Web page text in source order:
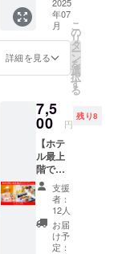
考欄に
記載が
は、申
し込み
掲載い
たしま
す。
くいた
だけま
す。 家
人との
集まり
な日の
ディ
ナー
に、ぜ
ひ「王
の海
老」を
お楽し
みくだ
さい。
■リター
さい！
★ こだ
わりポ
ト！ ★
・ 特大
応え抜
群！ ・
背ワタ
処理済
みで下
処理不
要！ ・
海老専
門工場
で安心
の品
ぷりの
食感と
豊かな
旨味を
お楽し
わりポ
イン
・ 特大
サイズ
で食べ
応え抜
群！ ・
背ワタ
処理済
みで下
処理不
クター
「エビ
デイ」
から、
心を込
をお届
け！
②”エビ
応援
団”就任
日本海
老協会
公認の
エビ応
援団に
任命！
あなた
コラボ
の特別
メ
ニュー
を、料
亭「日
かり」
で野永
喜三夫
シェフ
の極上
の海老
料理を
堪能で
きるお
食事券
です。
ぜひご
年07
月
詳細を見る
こ
の
リ
タ
ー
ン
を
選
択
す
る
7,5
00 円
残り8
【ホテ
ル最上
階で海
老を堪
能 ラン
チお食
事券 1
名様
分】 日
支援
者：
12人
お届
け予
定：